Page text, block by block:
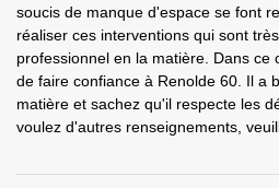
soucis de manque d'espace se font
réaliser ces interventions qui sont
professionnel en la matière. Dans ce
de faire confiance à Renolde 60. Il a
matière et sachez qu'il respecte les
voulez d'autres renseignements,